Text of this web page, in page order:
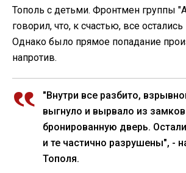
Тополь с детьми. Фронтмен группы
говорил, что, к счастью, все
Однако было прямое попадание
напротив.
"Внутри все разбито,
выгнуло и вырвало из замков
бронированную дверь.
и те частично разрушены", -
Тополя.